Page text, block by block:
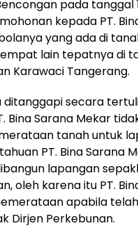
pada tanggal
kepada PT.
yang ada di
lain tepatnya di
Karawaci Tangerang.
secara
Bina Sarana Mekar
tanah untuk
PT. Bina Sarana
lapangan
oleh karena itu PT.
apabila
Dirjen Perkebunan.